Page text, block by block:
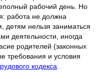
рабочий день. Но
работа не должна
нельзя заниматься
деятельности, иногда
родителей (законных
требования и условия
кодекса